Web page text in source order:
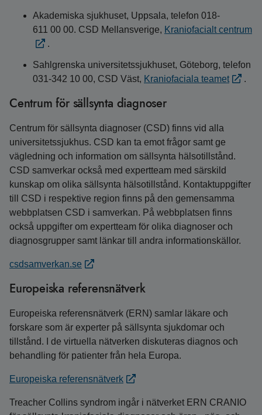
Akademiska sjukhuset, Uppsala, telefon 018-
611 00 00. CSD Mellansverige, Kraniofacialt centrum
.
Sahlgrenska universitets­sjukhuset, Göteborg, telefon
031-342 10 00, CSD Väst, Kraniofaciala teamet .
Centrum för sällsynta diagnoser
Centrum för sällsynta diagnoser (CSD) finns vid alla
universitetssjukhus. CSD kan ta emot frågor samt ge
vägledning och information om sällsynta hälsotillstånd.
CSD samverkar också med expertteam med särskild
kunskap om olika sällsynta hälsotillstånd. Kontaktuppgifter
till CSD i respektive region finns på den gemensamma
webbplatsen CSD i samverkan. På webbplatsen finns
också uppgifter om expertteam för olika diagnoser och
diagnosgrupper samt länkar till andra informationskällor.
csdsamverkan.se
Europeiska referensnätverk
Europeiska referensnätverk (ERN) samlar läkare och
forskare som är experter på sällsynta sjukdomar och
tillstånd. I de virtuella nätverken diskuteras diagnos och
behandling för patienter från hela Europa.
Europeiska referensnätverk
Treacher Collins syndrom ingår i nätverket ERN CRANIO